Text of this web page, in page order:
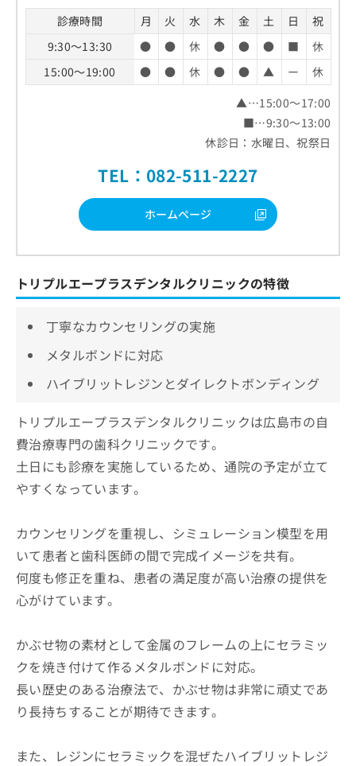
診療時間 月 火 水 木 金 土 日
祝
9:30～13:30
● ● 休 ● ● ● ■
休
15:00～19:00
● ● 休 ● ● ▲ ー
休
▲…15:00～17:00
■…9:30～13:00
休診日：水曜日、祝祭日
TEL：082-511-2227
ホームページ
トリプルエープラスデンタルクリニックの特徴
丁寧なカウンセリングの実施
メタルボンドに対応
ハイブリットレジンとダイレクトボンディング
トリプルエープラスデンタルクリニックは広島市の自
費治療専門の歯科クリニックです。
土日にも診療を実施しているため、通院の予定が立て
やすくなっています。
カウンセリングを重視し、シミュレーション模型を用
いて患者と歯科医師の間で完成イメージを共有。
何度も修正を重ね、患者の満足度が高い治療の提供を
心がけています。
かぶせ物の素材として金属のフレームの上にセラミッ
クを焼き付けて作るメタルボンドに対応。
長い歴史のある治療法で、かぶせ物は非常に頑丈であ
り長持ちすることが期待できます。
また、レジンにセラミックを混ぜたハイブリットレジ